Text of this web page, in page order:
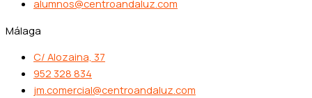
alumnos@centroandaluz.com
Málaga
C/ Alozaina, 37
952 328 834
jm.comercial@centroandaluz.com